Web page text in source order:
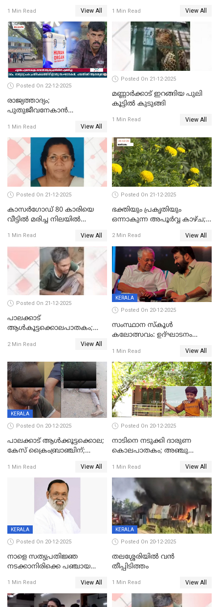
ദാരുണാന്ത്യം; ജീപ്സി
ഓടിച്ചയാൾ അറസ്റ്റിൽ.
1 Min Read View All 1 Min Read View All
Posted On 22-12-2025
രാജ്യത്താദ്യം;
പുതുജീവനേകാൻ
എറണാകുളം സർക്കാർ
ജനറൽ
ആശുപത്രിയിലെത്തിച്ചു
1 Min Read View All
Posted On 21-12-2025
മണ്ണാർക്കാട് ഇറങ്ങിയ പുലി
കൂട്ടിൽ കുടുങ്ങി
1 Min Read View All
Posted On 21-12-2025
കാസർഗോഡ് 80 കാരിയെ
വീട്ടിൽ മരിച്ച നിലയിൽ
1 Min Read View All
Posted On 21-12-2025
ഭക്തിയും പ്രകൃതിയും
ഒന്നാകുന്ന അപൂര്‍വ്വ കാഴ്ച;
കാഴ്ചാനുഭവമൊരുക്കി
ശബരീ നന്ദനം
2 Min Read View All
Posted On 21-12-2025
പാലക്കാട്‌
ആൾകൂട്ടക്കൊലപാതകം;
ഊർജ്ജിതമാക്കിമാക്കി
2 Min Read View All
KERALA
Posted On 20-12-2025
സംസ്ഥാന സ്കൂൾ
കലോത്സവം: ഉദ്ഘാടനം
മുഖ്യാതിഥിയായി
മോഹൻലാൽ
1 Min Read View All
KERALA
Posted On 20-12-2025
പാലക്കാട് ആൾക്കൂട്ടക്കൊല;
കേസ് ക്രൈംബ്രാഞ്ചിന്;
അന്വേഷിക്കും
1 Min Read View All
Posted On 20-12-2025
നാടിനെ നടുക്കി ദാരുണ
കൊലപാതകം; അഞ്ചു
കഴുത്തുഞെരിച്ച് കൊന്നു
1 Min Read View All
KERALA
Posted On 20-12-2025
നാളെ സത്യപ്രതിജ്ഞ
നടക്കാനിരിക്കെ പഞ്ചായത്ത്
1 Min Read View All
KERALA
Posted On 20-12-2025
തലശ്ശേരിയിൽ വൻ
തീപ്പിടിത്തം
1 Min Read View All